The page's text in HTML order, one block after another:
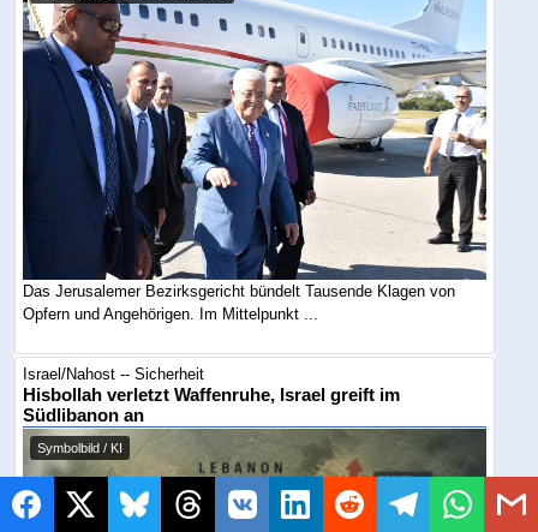
Das Jerusalemer Bezirksgericht bündelt Tausende Klagen von
Opfern und Angehörigen. Im Mittelpunkt ...
Israel/Nahost -- Sicherheit
Hisbollah verletzt Waffenruhe, Israel greift im
Südlibanon an
Symbolbild / KI